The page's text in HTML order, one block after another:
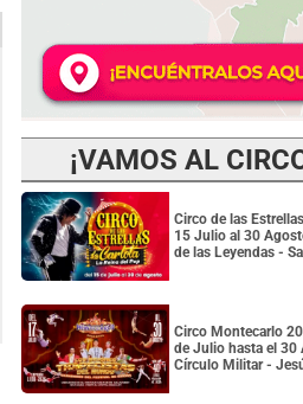
¡VAMOS AL
Circo de las
15 Julio al 30
de las Leyendas -
Circo Montecarlo
de Julio hasta el 30
Círculo Militar -